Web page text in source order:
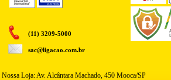
(11) 3209-5000
sac@ligacao.com.br
Nossa Loja: Av. Alcântara Machado, 450 Mooca/SP